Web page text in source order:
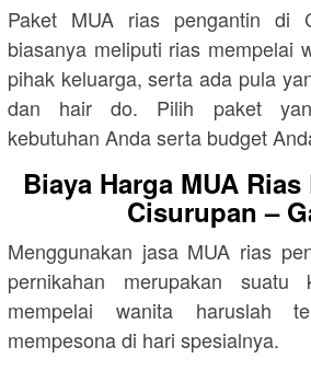
Paket MUA rias pengantin di
biasanya meliputi rias mempelai
pihak keluarga, serta ada pula
dan hair do. Pilih paket
kebutuhan Anda serta budget
Biaya Harga MUA
Cisurupan –
Menggunakan jasa MUA rias
pernikahan merupakan suatu
mempelai wanita haruslah
mempesona di hari spesialnya.